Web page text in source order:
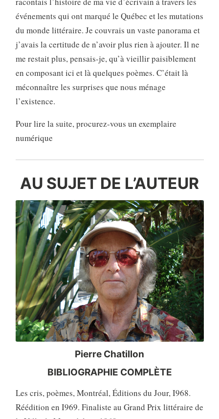
événements qui ont marqué le Québec et les mutations
du monde littéraire. Je couvrais un vaste panorama et
j’avais la certitude de n’avoir plus rien à ajouter. Il ne
me restait plus, pensais-je, qu’à vieillir paisiblement
en composant ici et là quelques poèmes. C’était là
méconnaître les surprises que nous ménage
l’existence.
Pour lire la suite, procurez-vous un exemplaire
numérique
AU SUJET DE L’AUTEUR
Pierre Chatillon
BIBLIOGRAPHIE COMPLÈTE
Les cris, poèmes, Montréal, Éditions du Jour, I968.
Réédition en I969. Finaliste au Grand Prix littéraire de